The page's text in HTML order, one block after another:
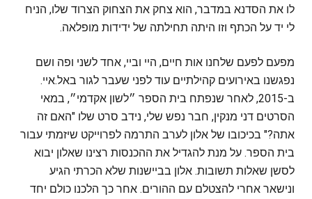
לו את הסדנא במדבר, הוא צחק את הצחוק הצרוד שלו, הניח
לי יד על הכתף וזו היתה תחילתה של ידידות מופלאה.
מפעם לפעם שלחנו אות חיים, היי וביי, אחד לשני ופה ושם
נפגשנו באירועים קהילתיים עוד לפני שעבר לגור באל.איי.
ב-2015, לאחר שנפתח בית הספר ״לשון אקדמי״, במאי
הסרטים דני מנקין, חבר נפש שלי, נידב סרט שלו "האם זה
אתה?" בכיכובו של אלון לערב התרמה לפרוייקט שיזמתי עבור
בית הספר. על מנת להגדיל את ההכנסות רצינו שאלון יבוא
לסשן שאלות תשובות. אלון בביישנות שלא הכרתי הגיע
ונישאר אחרי להצטלם עם ההורים. אחר כך הלכנו כולם יחד